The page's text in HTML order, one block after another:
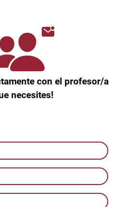
con el profesor/a
necesites!